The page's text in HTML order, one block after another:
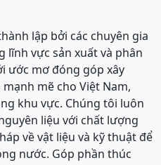
lập bởi các chuyên gia
vực sản xuất và phân
ước mơ đóng góp xây
mẽ cho Việt Nam,
khu vực. Chúng tôi luôn
liệu với chất lượng
về vật liệu và kỹ thuật để
nước. Góp phần thúc